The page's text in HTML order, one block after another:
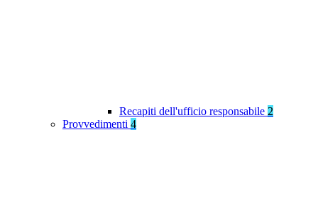
Recapiti dell'ufficio responsabile 2
Provvedimenti 4